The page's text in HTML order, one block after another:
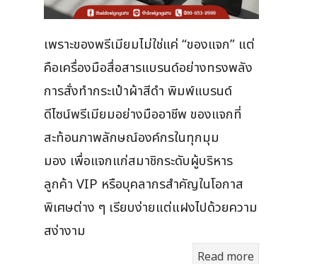
เพราะของพรีเมียมไม่ใช่แค่ “ของแจก” แต่
คือเครื่องมือสื่อสารแบรนด์อย่างทรงพลัง
การสั่งทำกระเป๋าผ้าสีดำ พิมพ์แบรนด์
ดีไซน์พรีเมียมอย่างมืออาชีพ ของแจกที่
สะท้อนภาพลักษณ์องค์กรในทุกมุม
มอง เพื่อแจกแก่สมาชิกระดับผู้บริหาร
ลูกค้า VIP หรือบุคลากรสำคัญในโอกาส
พิเศษต่าง ๆ เรียบง่ายแต่แฝงไปด้วยความ
สง่างาม
Read more